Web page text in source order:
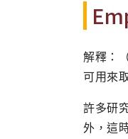
解釋：
可用來
許多研
外，這